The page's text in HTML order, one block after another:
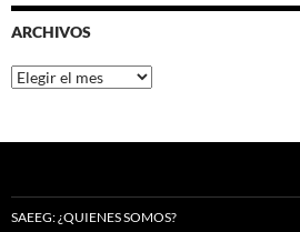
ARCHIVOS
Archivos
SAEEG: ¿QUIENES SOMOS?